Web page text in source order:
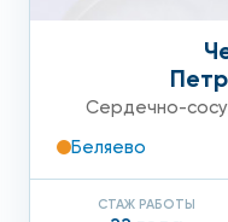
ручной и
слоновости.
Сердечно-
Беляево
СТАЖ РАБОТЫ